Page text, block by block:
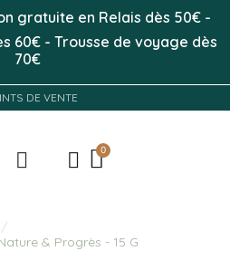
gratuite en Relais dès 50€ -
60€ - Trousse de voyage dès
70€
DE VENTE
& Progrès - 15 G